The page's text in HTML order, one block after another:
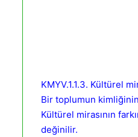
KMYV.1.1.3.
Bir toplumun
Kültürel mirasının
değinilir.